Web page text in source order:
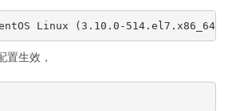
置生效，